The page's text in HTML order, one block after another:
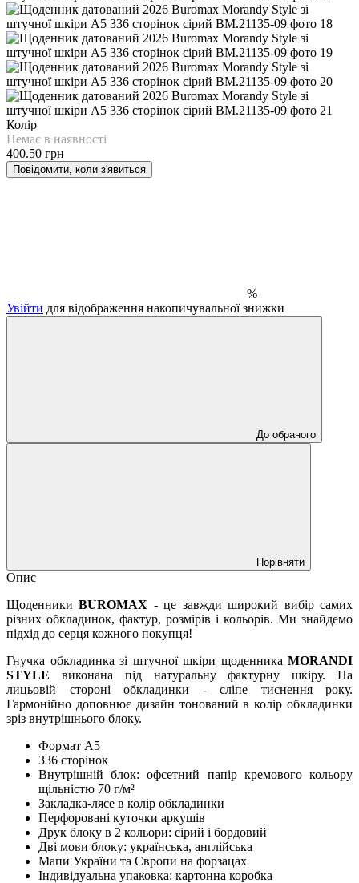
Колір
Немає в наявності
400.50 грн
Повідомити, коли з'явиться
%
Увійти для відображення накопичувальної знижки
До обраного
Порівняти
Опис
ЩоденникиBUROMAX - це завжди широкий вибір самих
різних обкладинок, фактур, розмірів і кольорів. Ми знайдемо
підхід до серця кожного покупця!
Гнучка обкладинка зі штучної шкіри щоденника MORANDI
STYLE виконана під натуральну фактурну шкіру. На
лицьовій стороні обкладинки - сліпе тиснення року.
Гармонійно доповнює дизайн тонований в колір обкладинки
зріз внутрішнього блоку.
Формат А5
336 сторінок
Внутрішній блок: офсетний папір кремового кольору
щільністю 70 г/м²
Закладка-лясе в колір обкладинки
Перфоровані куточки аркушів
Друк блоку в 2 кольори: сірий і бордовий
Дві мови блоку: українська, англійська
Мапи України та Європи на форзацах
Індивідуальна упаковка: картонна коробка